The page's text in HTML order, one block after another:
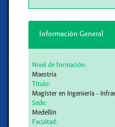
Información General
Nivel de formación:
Maestría
Título:
Magíster en Ingeniería -
Sede:
Medellín
Facultad: